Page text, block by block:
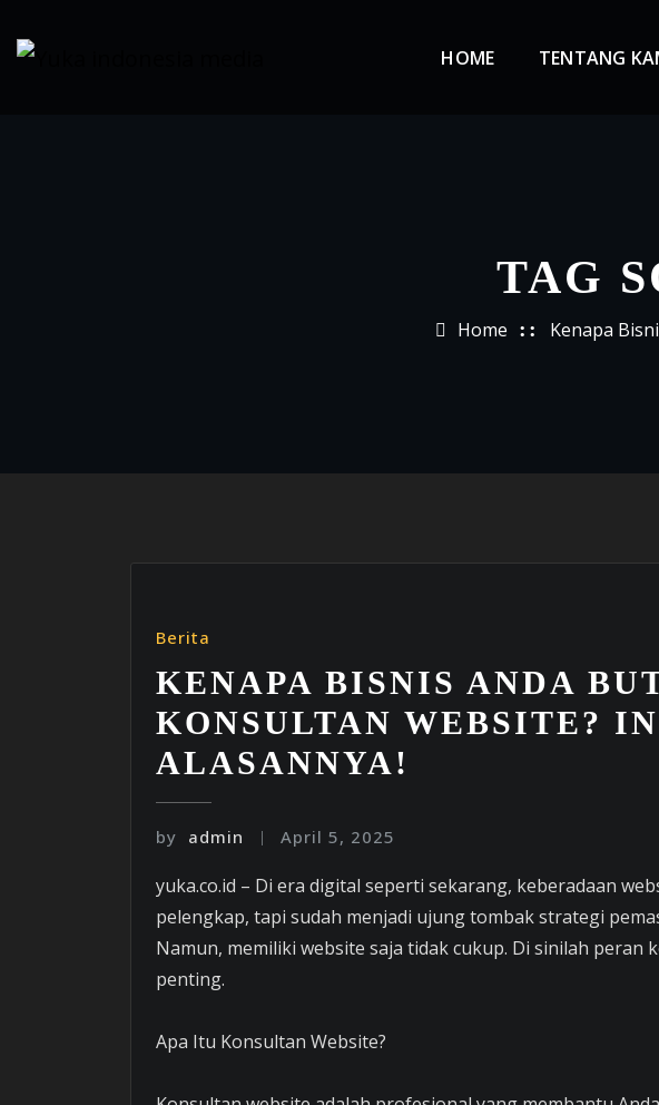
HOME TENTANG
TAG
Home Kenapa
Berita
KENAPA BISNIS ANDA
KONSULTAN WEBSITE?
ALASANNYA!
by admin April 5, 2025
yuka.co.id – Di era digital seperti sekarang, keberadaan
pelengkap, tapi sudah menjadi ujung tombak strategi
Namun, memiliki website saja tidak cukup. Di sinilah peran
penting.
Apa Itu Konsultan Website?